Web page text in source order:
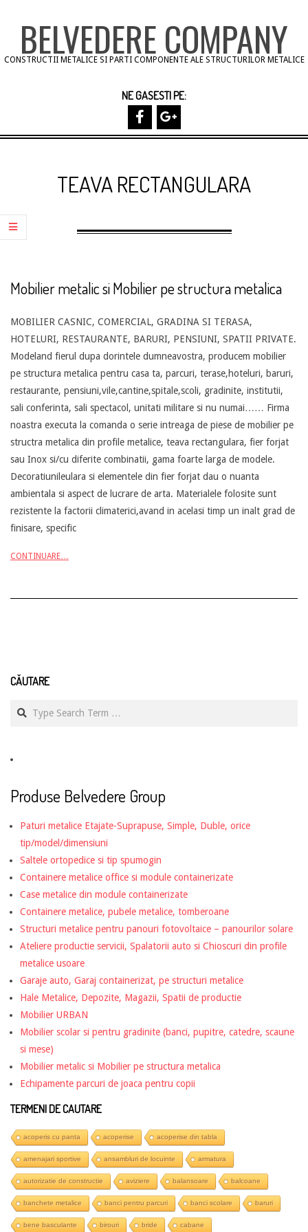
contentBELVEDERE COMPANY
CONSTRUCTII METALICE SI PARTI COMPONENTE ALE STRUCTURILOR METALICE
NE GASESTI PE:
TEAVA RECTANGULARA
Mobilier metalic si Mobilier pe structura metalica
05-
12
MOBILIER CASNIC, COMERCIAL, GRADINA SI TERASA,
HOTELURI, RESTAURANTE, BARURI, PENSIUNI, SPATII PRIVATE.
Modeland fierul dupa dorintele dumneavostra, producem mobilier
pe structura metalica pentru casa ta, parcuri, terase,hoteluri, baruri,
restaurante, pensiuni,vile,cantine,spitale,scoli, gradinite, institutii,
sali conferinta, sali spectacol, unitati militare si nu numai…… Firma
noastra executa la comanda o serie intreaga de piese de mobilier pe
structra metalica din profile metalice, teava rectangulara, fier forjat
sau Inox si/cu diferite combinatii, gama foarte larga de modele.
Decoratiunileulara si elementele din fier forjat dau o nuanta
ambientala si aspect de lucrare de arta. Materialele folosite sunt
rezistente la factorii climaterici,avand in acelasi timp un inalt grad de
finisare, specific
CONTINUARE…
CĂUTARE
Produse Belvedere Group
Paturi metalice Etajate-Suprapuse, Simple, Duble, orice
tip/model/dimensiuni
Saltele ortopedice si tip spumogin
Containere metalice office si module containerizate
Case metalice din module containerizate
Containere metalice, pubele metalice, tomberoane
Structuri metalice pentru panouri fotovoltaice – panourilor solare
Ateliere productie servicii, Spalatorii auto si Chioscuri din profile
metalice usoare
Garaje auto, Garaj containerizat, pe structuri metalice
Hale Metalice, Depozite, Magazii, Spatii de productie
Mobilier URBAN
Mobilier scolar si pentru gradinite (banci, pupitre, catedre, scaune
si mese)
Mobilier metalic si Mobilier pe structura metalica
Echipamente parcuri de joaca pentru copii
TERMENI DE CAUTARE
acoperis cu panta acoperise acoperise din tabla
amenajari sportive ansambluri de locuinte armatura
autorizatie de constructie aviziere balansoare balcoane
banchete metalice banci pentru parcuri banci scolare baruri
bene basculante birouri bride cabane